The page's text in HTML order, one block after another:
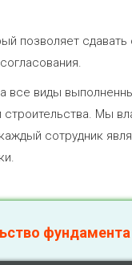
позволяет
все виды
строительства. Мы
сотрудник